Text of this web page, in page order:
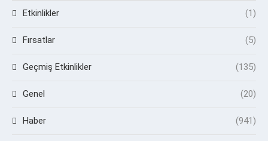
Etkinlikler (1)
Fırsatlar (5)
Geçmiş Etkinlikler (135)
Genel (20)
Haber (941)